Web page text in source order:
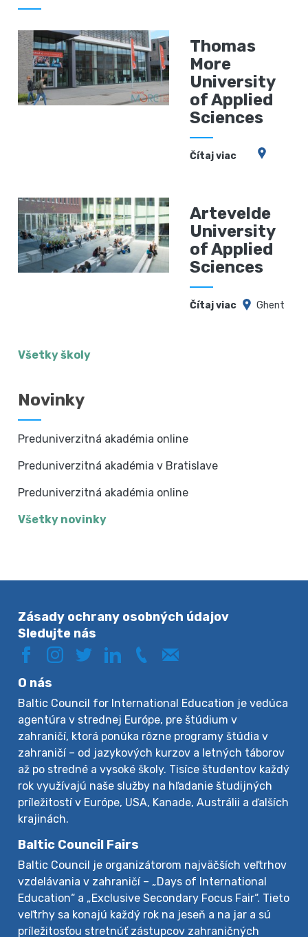
Thomas
More
University
of Applied
Sciences
Čítaj viac
Artevelde
University
of Applied
Sciences
Čítaj viac Ghent
Všetky školy
Novinky
Preduniverzitná akadémia online
Preduniverzitná akadémia v Bratislave
Preduniverzitná akadémia online
Všetky novinky
Zásady ochrany osobných údajov
Sledujte nás
O nás
Baltic Council for International Education je vedúca
agentúra v strednej Európe, pre štúdium v
zahraničí, ktorá ponúka rôzne programy štúdia v
zahraničí – od jazykových kurzov a letných táborov
až po stredné a vysoké školy. Tisíce študentov každý
rok využívajú naše služby na hľadanie študijných
príležitostí v Európe, USA, Kanade, Austrálii a ďalších
krajinách.
Baltic Council Fairs
Baltic Council je organizátorom najväčších veľtrhov
vzdelávania v zahraničí – „Days of International
Education“ a „Exclusive Secondary Focus Fair“. Tieto
veľtrhy sa konajú každý rok na jeseň a na jar a sú
príležitosťou stretnúť zástupcov zahraničných